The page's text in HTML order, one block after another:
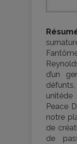
d’un
unitéde
Peace
notre
de
de